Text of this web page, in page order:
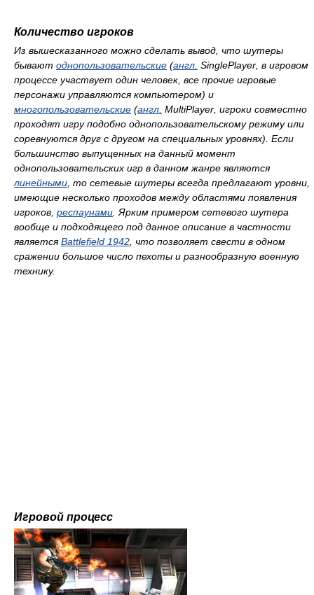
Количество игроков
Из вышесказанного можно сделать вывод, что шутеры
бывают однопользовательские (англ. SinglePlayer , в игровом
процессе участвует один человек, все прочие игровые
персонажи управляются компьютером) и
многопользовательские (англ. MultiPlayer , игроки совместно
проходят игру подобно однопользовательскому режиму или
соревнуются друг с другом на специальных уровнях). Если
большинство выпущенных на данный момент
однопользовательских игр в данном жанре являются
линейными , то сетевые шутеры всегда предлагают уровни,
имеющие несколько проходов между областями появления
игроков, респаунами . Ярким примером сетевого шутера
вообще и подходящего под данное описание в частности
являетсяBattlefield 1942 , что позволяет свести в одном
сражении большое число пехоты и разнообразную военную
технику.
Игровой процесс